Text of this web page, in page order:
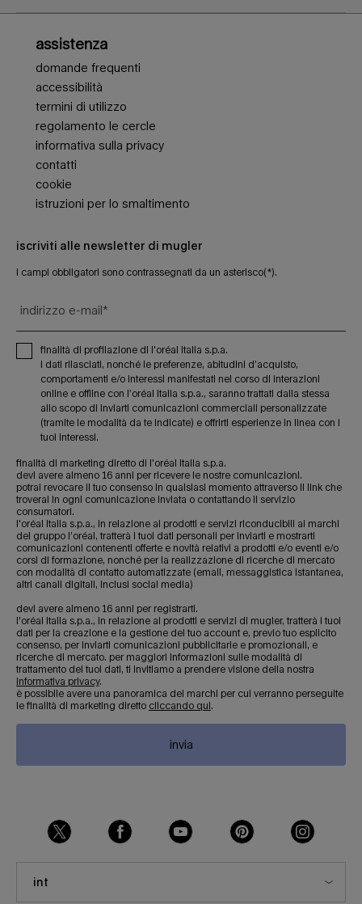
assistenza
domande frequenti
accessibilità
termini di utilizzo
regolamento le cercle
informativa sulla privacy
contatti
cookie
istruzioni per lo smaltimento
iscriviti alle newsletter di mugler
i campi obbligatori sono contrassegnati da un asterisco(*).
indirizzo e-mail*
finalità di profilazione di l'oréal italia s.p.a.
i dati rilasciati, nonché le preferenze, abitudini d’acquisto,
comportamenti e/o interessi manifestati nel corso di interazioni
online e offline con l’oréal italia s.p.a., saranno trattati dalla stessa
allo scopo di inviarti comunicazioni commerciali personalizzate
(tramite le modalità da te indicate) e offrirti esperienze in linea con i
tuoi interessi.
finalità di marketing diretto di l'oréal italia s.p.a.
devi avere almeno 16 anni per ricevere le nostre comunicazioni.
potrai revocare il tuo consenso in qualsiasi momento attraverso il link che
troverai in ogni comunicazione inviata o contattando il servizio
consumatori.
l'oréal italia s.p.a., in relazione ai prodotti e servizi riconducibili ai marchi
del gruppo l’oréal, tratterà i tuoi dati personali per inviarti e mostrarti
comunicazioni contenenti offerte e novità relativi a prodotti e/o eventi e/o
corsi di formazione, nonché per la realizzazione di ricerche di mercato
con modalità di contatto automatizzate (email, messaggistica istantanea,
altri canali digitali, inclusi social media)
devi avere almeno 16 anni per registrarti.
l'oréal italia s.p.a., in relazione ai prodotti e servizi di mugler, tratterà i tuoi
dati per la creazione e la gestione del tuo account e, previo tuo esplicito
consenso, per inviarti comunicazioni pubblicitarie e promozionali, e
ricerche di mercato. per maggiori informazioni sulle modalità di
trattamento dei tuoi dati, ti invitiamo a prendere visione della nostra
informativa privacy.
è possibile avere una panoramica dei marchi per cui verranno perseguite
le finalità di marketing diretto cliccando qui.
invia
int